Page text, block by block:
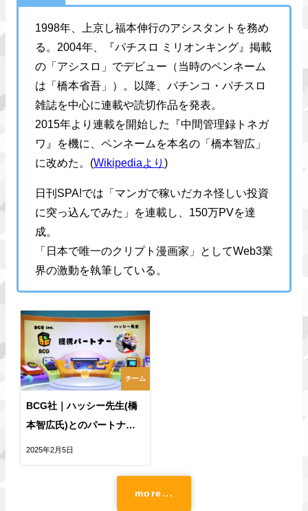
1998年、上京し福本伸行のアシスタントを務め
る。2004年、『パチスロ ミリオンキング』掲載
の「アシスロ」でデビュー（当時のペンネーム
は「橋本省吾」）。以降、パチンコ・パチスロ
雑誌を中心に連載や読切作品を発表。
2015年より連載を開始した『中間管理録トネガ
ワ』を機に、ペンネームを本名の「橋本智広」
に改めた。(Wikipediaより )
日刊SPA!では「マンガで稼いだカネ怪しい投資
に突っ込んでみた」を連載し、150万PVを達
成。
「日本で唯一のクリプト漫画家」としてWeb3業
界の激動を執筆している。
チーム
BCG社｜ハッシー先生(橋
本智広氏)とのパートナー
2025年2月5日
more...